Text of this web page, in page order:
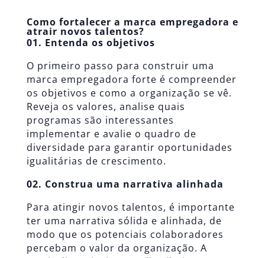
Como fortalecer a marca empregadora e
atrair novos talentos?
01. Entenda os objetivos
O primeiro passo para construir uma
marca empregadora forte é compreender
os objetivos e como a organização se vê.
Reveja os valores, analise quais
programas são interessantes
implementar e avalie o quadro de
diversidade para garantir oportunidades
igualitárias de crescimento.
02. Construa uma narrativa alinhada
Para atingir novos talentos, é importante
ter uma narrativa sólida e alinhada, de
modo que os potenciais colaboradores
percebam o valor da organização. A